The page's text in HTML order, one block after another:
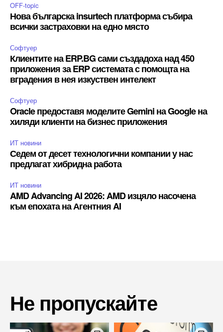
OFF-topic
Нова българска insurtech платформа събира
всички застраховки на едно място
Софтуер
Клиентите на ERP.BG сами създадоха над 450
приложения за ERP системата с помощта на
вградения в нея изкуствен интелект
Софтуер
Oracle предоставя моделите Gemini на Google на
хиляди клиенти на бизнес приложения
ИТ новини
Седем от десет технологични компании у нас
предлагат хибридна работа
ИТ новини
AMD Advancing AI 2026: AMD изцяло насочена
към епохата на Агентния AI
Не пропускайте